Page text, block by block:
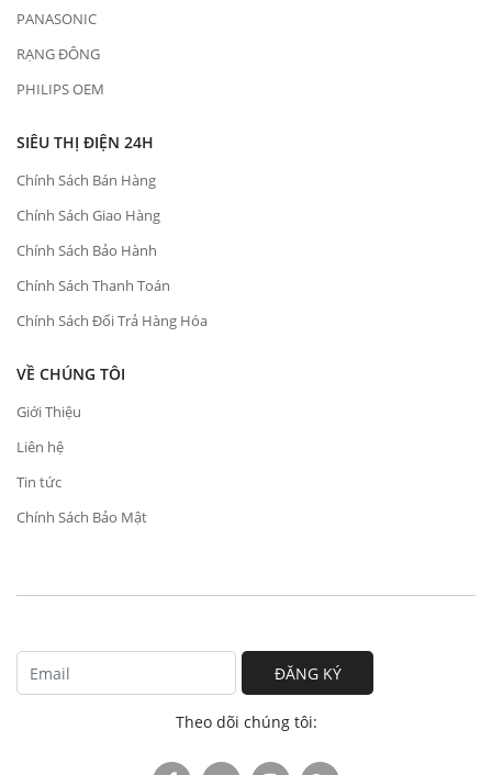
PANASONIC
RẠNG ĐÔNG
PHILIPS OEM
SIÊU THỊ ĐIỆN 24H
Chính Sách Bán Hàng
Chính Sách Giao Hàng
Chính Sách Bảo Hành
Chính Sách Thanh Toán
Chính Sách Đổi Trả Hàng Hóa
VỀ CHÚNG TÔI
Giới Thiệu
Liên hệ
Tin tức
Chính Sách Bảo Mật
ĐĂNG KÝ
Theo dõi chúng tôi: